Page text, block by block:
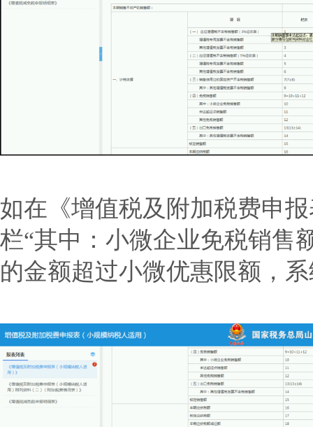
如在《增值税及附加税费申
栏“其中：小微企业免税销售
的金额超过小微优惠限额，